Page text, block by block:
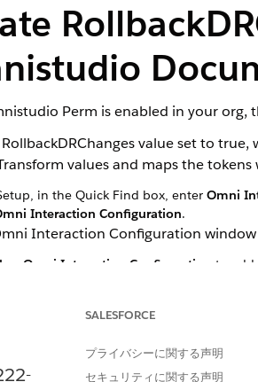
Perm is enabled in your org,
value set to
values and maps the
in the Quick Find box, enter Omni
Interaction Configuration.
Interaction Configuration window
Omni Interaction Configuration
to add
true
SALESFORCE
プライバシーに関する声明
セキュリティに関する声明